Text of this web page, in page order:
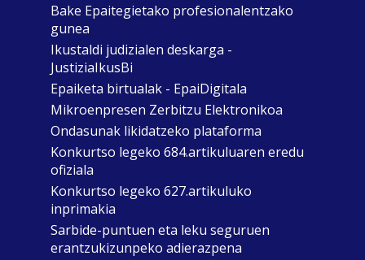
Bake Epaitegietako profesionalentzako
gunea
Ikustaldi judizialen deskarga -
JustiziaIkusBi
Epaiketa birtualak - EpaiDigitala
Mikroenpresen Zerbitzu Elektronikoa
Ondasunak likidatzeko plataforma
Konkurtso legeko 684.artikuluaren eredu
ofiziala
Konkurtso legeko 627.artikuluko
inprimakia
Sarbide-puntuen eta leku seguruen
erantzukizunpeko adierazpena